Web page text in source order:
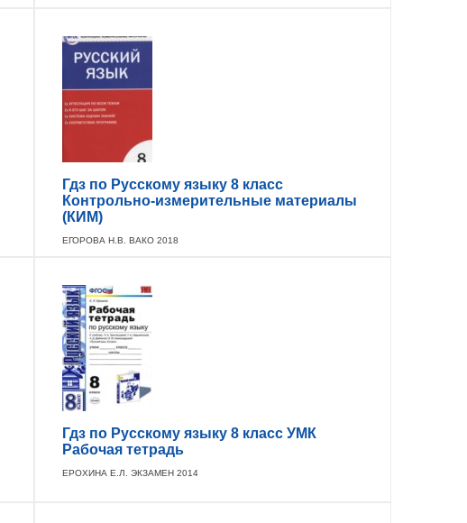
Гдз по Русскому языку 8 класс
Контрольно-измерительные материалы
(КИМ)
ЕГОРОВА Н.В. ВАКО 2018
Гдз по Русскому языку 8 класс УМК
Рабочая тетрадь
ЕРОХИНА Е.Л. ЭКЗАМЕН 2014